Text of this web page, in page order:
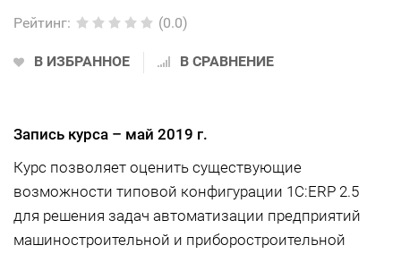
Рейтинг: (0.0)
В ИЗБРАННОЕ В СРАВНЕНИЕ
Запись курса – май 2019 г.
Курс позволяет оценить существующие
возможности типовой конфигурации 1С:ERP 2.5
для решения задач автоматизации предприятий
машиностроительной и приборостроительной